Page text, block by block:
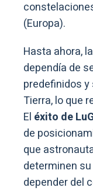
(Europa).
Hasta ahora,
dependía de
predefinidos
Tierra, lo que
El éxito de
de
que
determinen
depender del